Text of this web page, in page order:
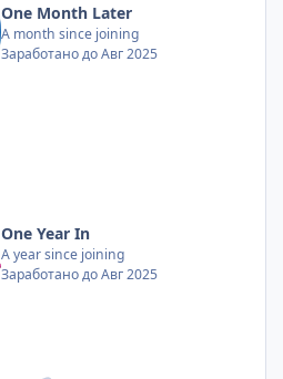
One Month Later
A month since joining
Заработано до Авг 2025
One Year In
A year since joining
Заработано до Авг 2025